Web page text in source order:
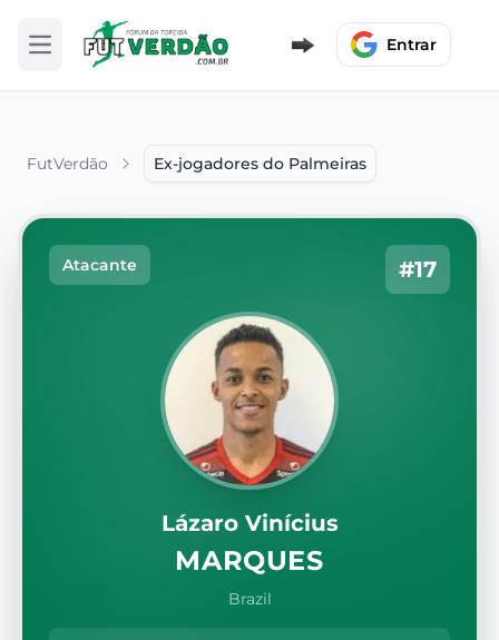
Abrir menu Entrar
FutVerdão Ex-jogadores do Palmeiras
Atacante #17
Lázaro Vinícius
MARQUES
Brazil